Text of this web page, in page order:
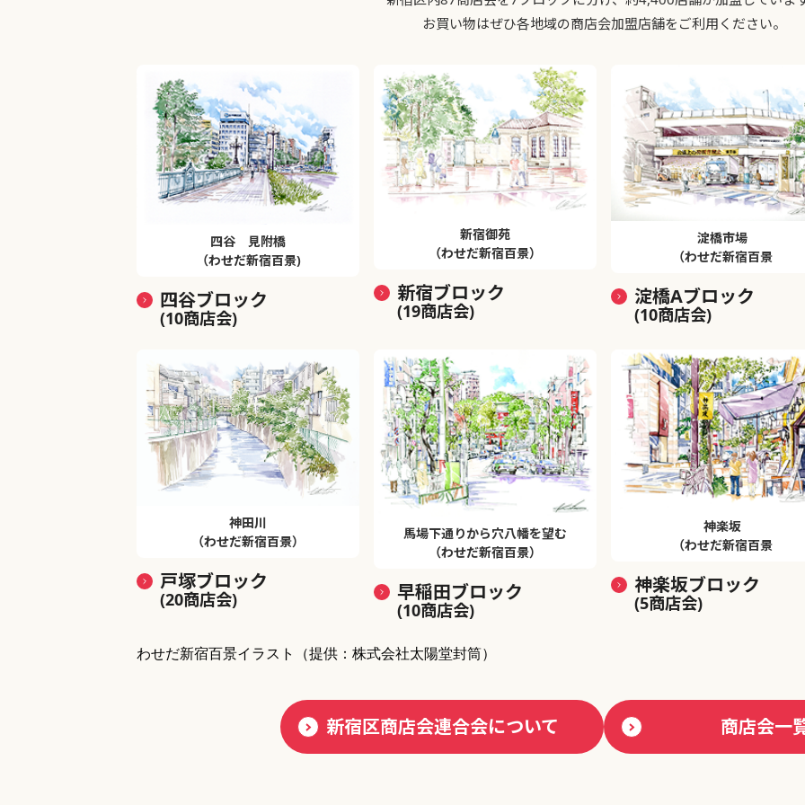
お買い物はぜひ各地域の商店会加盟店舗をご利用ください。
四谷 見附橋
（わせだ新宿百景)
四谷ブロック
(10商店会)
新宿御苑
（わせだ新宿百景）
新宿ブロック
(19商店会)
淀橋市場
（わせだ新宿百景
淀橋Aブロック
(10商店会)
神田川
（わせだ新宿百景）
戸塚ブロック
(20商店会)
馬場下通りから穴八幡を望む
（わせだ新宿百景）
早稲田ブロック
(10商店会)
神楽坂
（わせだ新宿百景
神楽坂ブロック
(5商店会)
わせだ新宿百景イラスト （提供：株式会社太陽堂封筒）
新宿区商店会連合会について 商店会一